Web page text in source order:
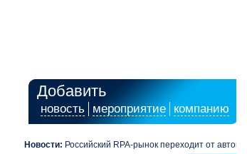
Добавить
новость мероприятие компанию
Новости: Российский RPA-рынок переходит от